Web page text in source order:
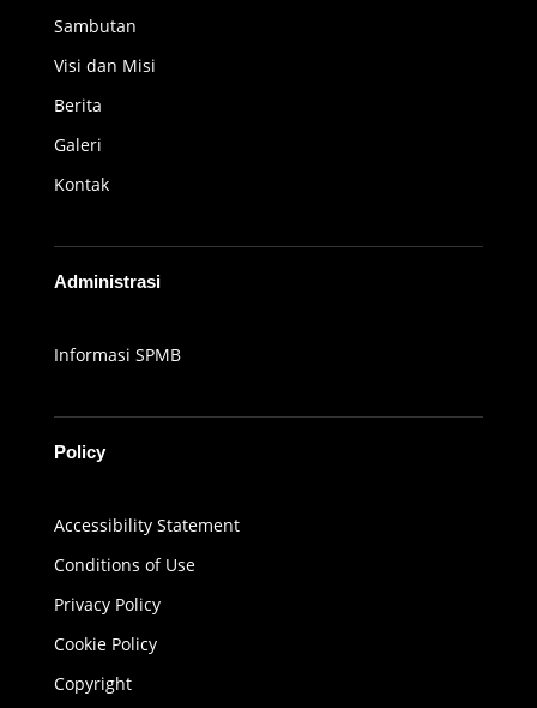
Sambutan
Visi dan Misi
Berita
Galeri
Kontak
Administrasi
Informasi SPMB
Policy
Accessibility Statement
Conditions of Use
Privacy Policy
Cookie Policy
Copyright